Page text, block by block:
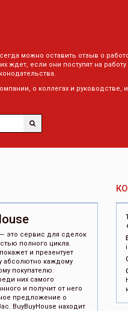
можно оставить отзыв о
ждет, если они поступят на
о коллегах и руководстве,
это сервис для сделок
полного цикла.
и презентует
абсолютно каждому
покупателю.
них самого
и получит от него
предложение о
BuyBuyHouse находит